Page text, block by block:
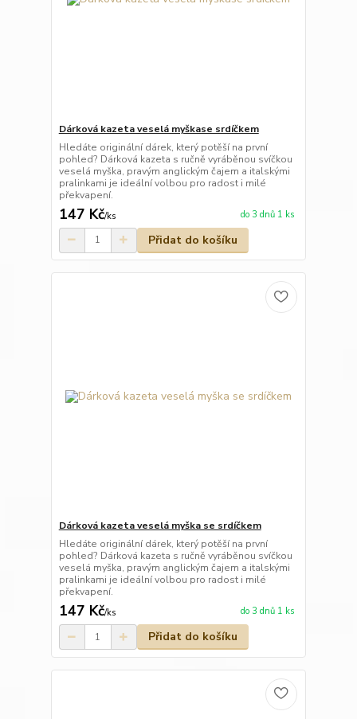
Dárková kazeta veselá myškase srdíčkem
Hledáte originální dárek, který potěší na první
pohled? Dárková kazeta s ručně vyráběnou svíčkou
veselá myška, pravým anglickým čajem a italskými
pralinkami je ideální volbou pro radost i milé
překvapení.
147 Kč/ks do 3 dnů 1 ks
Přidat do košíku
Dárková kazeta veselá myška se srdíčkem
Hledáte originální dárek, který potěší na první
pohled? Dárková kazeta s ručně vyráběnou svíčkou
veselá myška, pravým anglickým čajem a italskými
pralinkami je ideální volbou pro radost i milé
překvapení.
147 Kč/ks do 3 dnů 1 ks
Přidat do košíku